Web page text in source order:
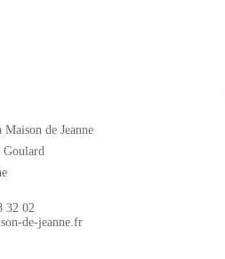
Maison de Jeanne
Goulard
32 02
de-jeanne.fr